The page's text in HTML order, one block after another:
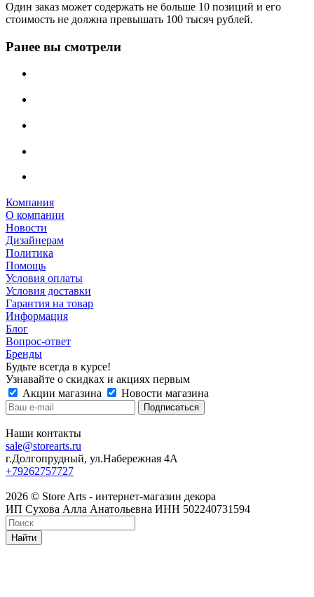
Один заказ может содержать не больше 10 позиций и его
стоимость не должна превышать 100 тысяч рублей.
Ранее вы смотрели
Компания
О компании
Новости
Дизайнерам
Политика
Помощь
Условия оплаты
Условия доставки
Гарантия на товар
Информация
Блог
Вопрос-ответ
Бренды
Будьте всегда в курсе!
Узнавайте о скидках и акциях первым
Акции магазина
Новости магазина
Наши контакты
sale@storearts.ru
г.Долгопрудный, ул.Набережная 4А
+79262757727
2026 © Store Arts - интернет-магазин декора
ИП Сухова Алла Анатольевна ИНН 502240731594
Найти